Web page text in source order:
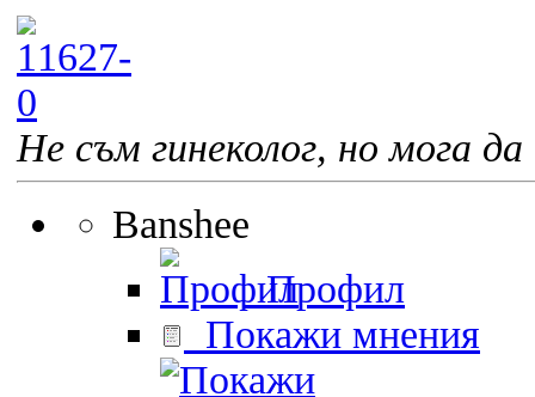
Не съм гинеколог, но мога да
Banshee
Профил
Покажи мнения